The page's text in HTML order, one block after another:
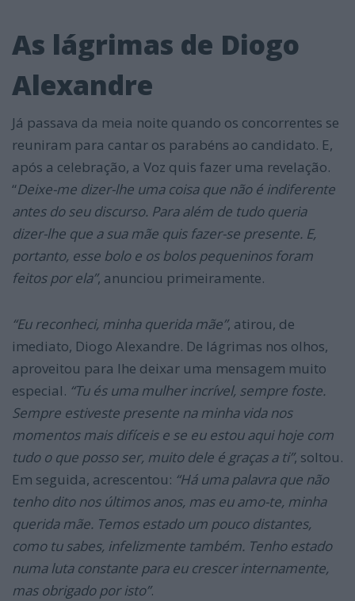
As lágrimas de Diogo
Alexandre
Já passava da meia noite quando os concorrentes se
reuniram para cantar os parabéns ao candidato. E,
após a celebração, a Voz quis fazer uma revelação.
“Deixe-me dizer-lhe uma coisa que não é indiferente
antes do seu discurso. Para além de tudo queria
dizer-lhe que a sua mãe quis fazer-se presente. E,
portanto, esse bolo e os bolos pequeninos foram
feitos por ela”, anunciou primeiramente.
“Eu reconheci, minha querida mãe”, atirou, de
imediato, Diogo Alexandre. De lágrimas nos olhos,
aproveitou para lhe deixar uma mensagem muito
especial. “Tu és uma mulher incrível, sempre foste.
Sempre estiveste presente na minha vida nos
momentos mais difíceis e se eu estou aqui hoje com
tudo o que posso ser, muito dele é graças a ti”, soltou.
Em seguida, acrescentou: “Há uma palavra que não
tenho dito nos últimos anos, mas eu amo-te, minha
querida mãe. Temos estado um pouco distantes,
como tu sabes, infelizmente também. Tenho estado
numa luta constante para eu crescer internamente,
mas obrigado por isto”.